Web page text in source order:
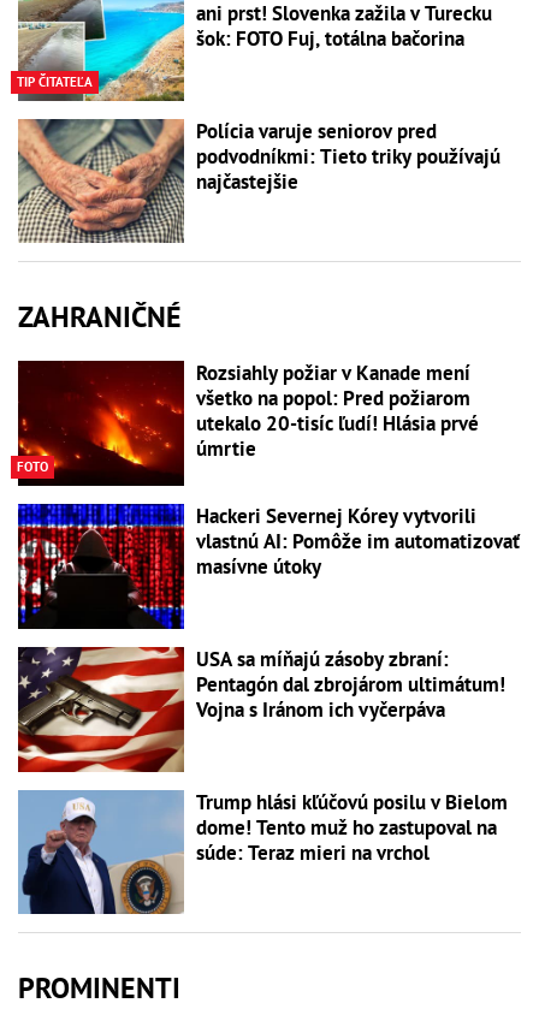
TIP ČITATEĽA
ani prst! Slovenka zažila v Turecku
šok: FOTO Fuj, totálna bačorina
Polícia varuje seniorov pred
podvodníkmi: Tieto triky používajú
najčastejšie
ZAHRANIČNÉ
FOTO
Rozsiahly požiar v Kanade mení
všetko na popol: Pred požiarom
utekalo 20-tisíc ľudí! Hlásia prvé
úmrtie
Hackeri Severnej Kórey vytvorili
vlastnú AI: Pomôže im automatizovať
masívne útoky
USA sa míňajú zásoby zbraní:
Pentagón dal zbrojárom ultimátum!
Vojna s Iránom ich vyčerpáva
Trump hlási kľúčovú posilu v Bielom
dome! Tento muž ho zastupoval na
súde: Teraz mieri na vrchol
PROMINENTI